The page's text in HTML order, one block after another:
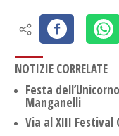
NOTIZIE CORRELATE
Festa
Manganelli
Via al XIII Festival